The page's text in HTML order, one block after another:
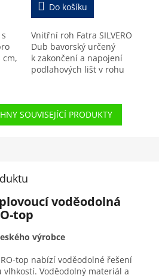
cm,
Do košíku
Vnitřní roh Fatra SILVERO
Dub bavorský určený
k zakončení a napojení
podlahových lišt v rohu
SOUVISEJÍCÍ PRODUKTY
voděodolná
top
výrobce
top nabízí voděodolné řešení
vlhkostí. Voděodolný materiál a